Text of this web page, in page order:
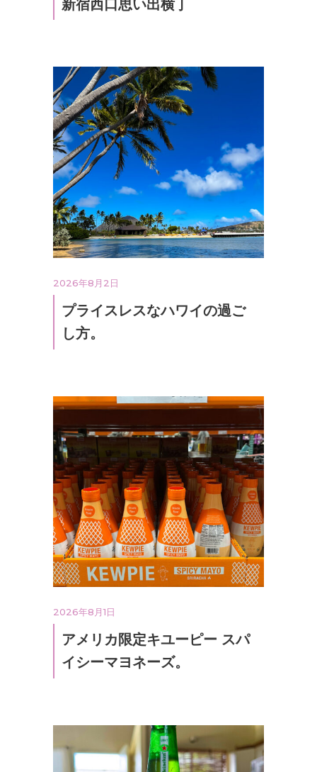
新宿西口思い出横丁
2026年8月2日
プライスレスなハワイの過ご
し方。
2026年8月1日
アメリカ限定キユーピー スパ
イシーマヨネーズ。